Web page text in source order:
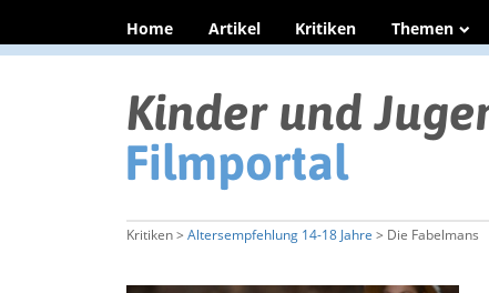
Home Artikel Kritiken Themen
Kritiken > Altersempfehlung 14-18 Jahre > Die Fabelmans